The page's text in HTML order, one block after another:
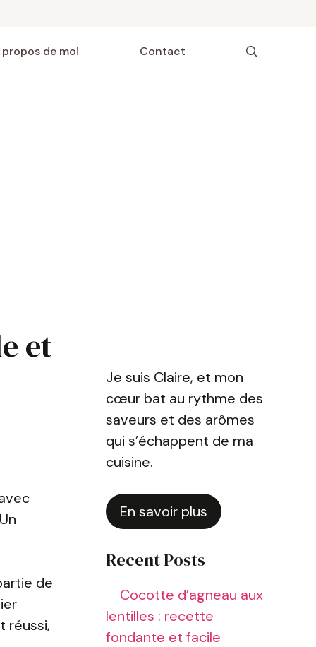
propos de moi Contact
et
de
réussi,
Je suis Claire, et mon
cœur bat au rythme des
saveurs et des arômes
qui s’échappent de ma
cuisine.
En savoir plus
Recent Posts
Cocotte d’agneau aux
lentilles : recette
fondante et facile